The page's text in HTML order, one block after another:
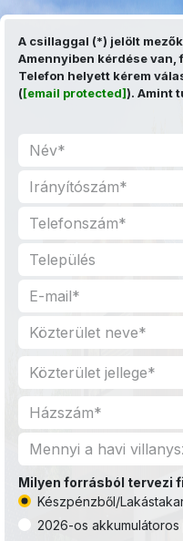
Kihagyás és
A csillaggal (*) jelölt
Amennyiben kérdése
Telefon helyett kérem
([email protected]). Amint
Milyen forrásból tervezi
Készpénzből/
2026-os akkumulátoros